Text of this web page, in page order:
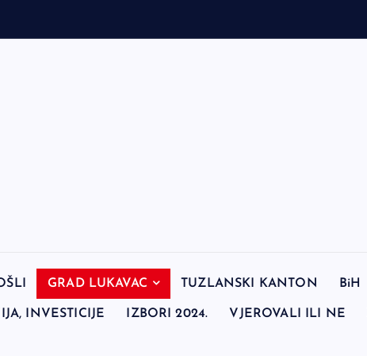
GRAD LUKAVAC TUZLANSKI KANTON BiH
INVESTICIJE IZBORI 2024. VJEROVALI ILI NE